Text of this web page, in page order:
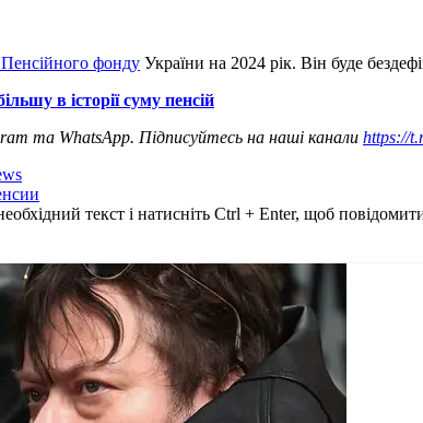
фонду України на 2024 рік. Він буде
в історії суму пенсій
та WhatsApp. Підписуйтесь на наші канали https://
текст і натисніть Ctrl + Enter, щоб